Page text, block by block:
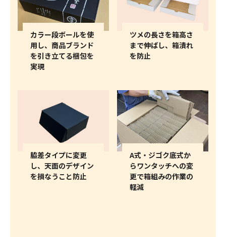
カラー段ボールを使
用し、商品ブランド
を引き立てる梱包を
実現
ツメの長さを箱高さ
まで伸ばし、箱潰れ
を防止
脇差タイプに変更
し、天面のデザイン
を損なうこと防止
A式・ジゴク底式か
らワンタッチへの変
更で箱組みの作業の
軽減